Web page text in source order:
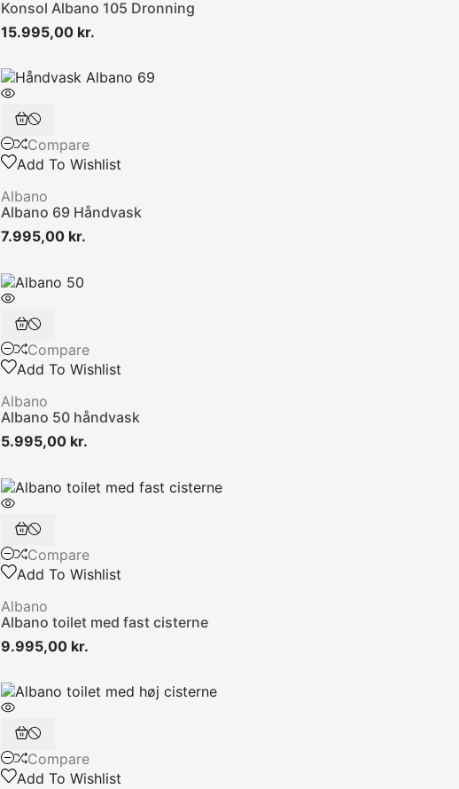
Konsol Albano 105 Dronning
15.995,00 kr.
Compare
Add To Wishlist
Albano
Albano 69 Håndvask
7.995,00 kr.
Compare
Add To Wishlist
Albano
Albano 50 håndvask
5.995,00 kr.
Compare
Add To Wishlist
Albano
Albano toilet med fast cisterne
9.995,00 kr.
Compare
Add To Wishlist